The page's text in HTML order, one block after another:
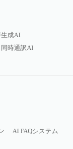
成AI
同時通訳AI
AI FAQシステム